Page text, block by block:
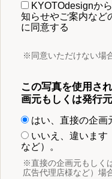
KYOTOdesignか
知らせやご案内など
に同意する
※同意いただけない場
この写真を使用さ
画元もしくは発行
はい、直接の企画
いいえ、違います
など）。
※直接の企画元もしく
広告代理店様など）場